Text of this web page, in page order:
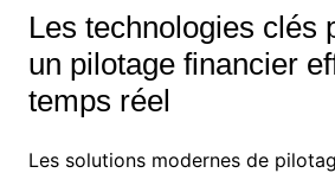
Les technologies clés
un pilotage financier
temps réel
Les solutions modernes de